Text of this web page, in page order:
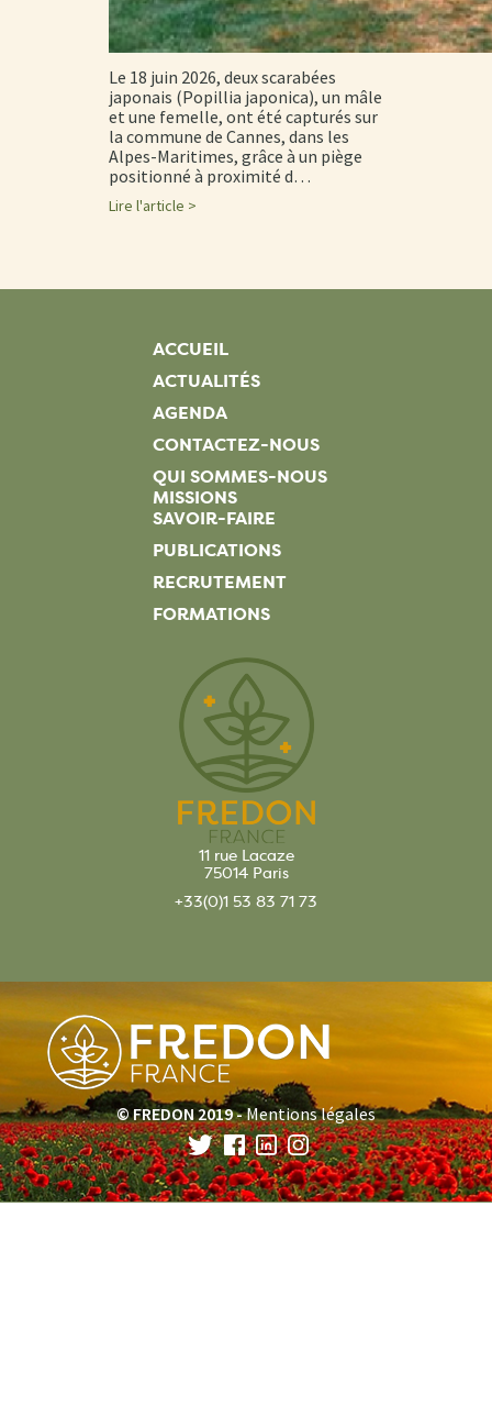
Le 18 juin 2026, deux scarabées
japonais (Popillia japonica), un mâle
et une femelle, ont été capturés sur
la commune de Cannes, dans les
Alpes-Maritimes, grâce à un piège
positionné à proximité d…
Lire l'article >
ACCUEIL
ACTUALITÉS
AGENDA
CONTACTEZ-NOUS
QUI SOMMES-NOUS
MISSIONS
SAVOIR-FAIRE
PUBLICATIONS
RECRUTEMENT
FORMATIONS
11 rue Lacaze
75014 Paris
+33(0)1 53 83 71 73
© FREDON 2019 -Mentions légales